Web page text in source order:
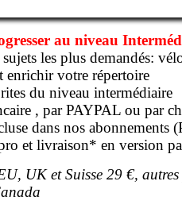
au niveau
les plus demandés:
enrichir votre répertoire
du niveau intermédiaire
, par PAYPAL ou par
dans nos abonnements
et livraison* en version
UK et Suisse 29 €,